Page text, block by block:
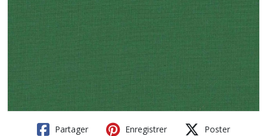
Partager Enregistrer Poster